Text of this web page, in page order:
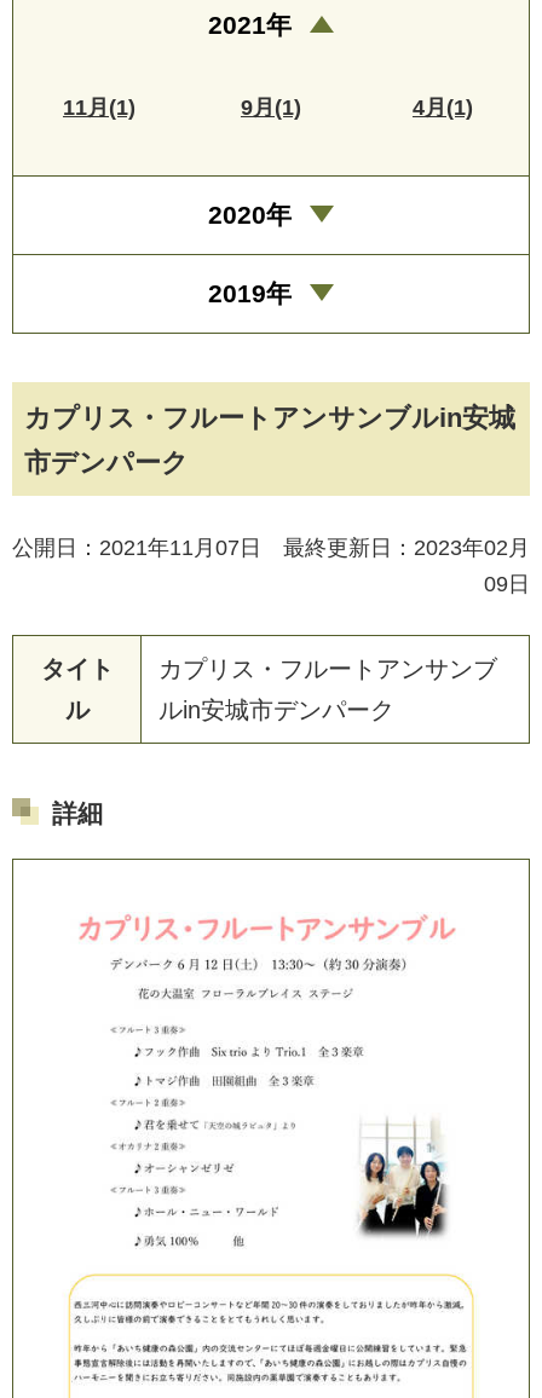
カプリス・フルートアンサンブルin安城
市デンパーク
公開日：2021年11月07日 最終更新日：2023年02月
09日
タイト
ル
カプリ ス ・ フルー ト アンサンブ
ルin安城市デンパーク
詳細
2021年
11月(1) 9月(1) 4月(1)
2020年
2019年